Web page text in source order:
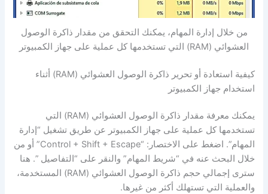
من خلال إدارة المهام، يمكنك التحقق من مقدار ذاكرة الوصول
العشوائي (RAM) التي تستخدمها كل عملية على جهاز الكمبيوتر
كيفية استعادة أو تحرير ذاكرة الوصول العشوائي (RAM) أثناء
استخدام جهاز الكمبيوتر
يمكنك معرفة مقدار ذاكرة الوصول العشوائي (RAM) التي
تستخدمها كل عملية على جهاز الكمبيوتر عن طريق تشغيل “إدارة
المهام”. اضغط على الاختصار: “Control + Shift + Escape” أو من
خلال البحث عنه في “شريط المهام” والنقر على “التفاصيل ”. هنا
سترى إجمالي حجم ذاكرة الوصول العشوائي (RAM) المستخدمة،
والعملية التي تستهلك أكثر من غيرها.